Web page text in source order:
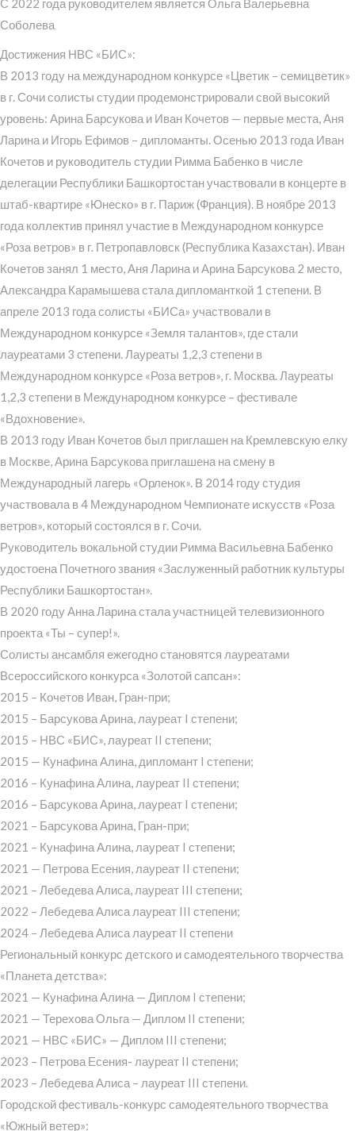
С 2022 года руководителем является Ольга Валерьевна
Соболева
Достижения НВС «БИС»:
В 2013 году на международном конкурсе «Цветик – семицветик»
в г. Сочи солисты студии продемонстрировали свой высокий
уровень: Арина Барсукова и Иван Кочетов — первые места, Аня
Ларина и Игорь Ефимов – дипломанты. Осенью 2013 года Иван
Кочетов и руководитель студии Римма Бабенко в числе
делегации Республики Башкортостан участвовали в концерте в
штаб-квартире «Юнеско» в г. Париж (Франция). В ноябре 2013
года коллектив принял участие в Международном конкурсе
«Роза ветров» в г. Петропавловск (Республика Казахстан). Иван
Кочетов занял 1 место, Аня Ларина и Арина Барсукова 2 место,
Александра Карамышева стала дипломанткой 1 степени. В
апреле 2013 года солисты «БИСа» участвовали в
Международном конкурсе «Земля талантов», где стали
лауреатами 3 степени. Лауреаты 1,2,3 степени в
Международном конкурсе «Роза ветров», г. Москва. Лауреаты
1,2,3 степени в Международном конкурсе – фестивале
«Вдохновение».
В 2013 году Иван Кочетов был приглашен на Кремлевскую елку
в Москве, Арина Барсукова приглашена на смену в
Международный лагерь «Орленок». В 2014 году студия
участвовала в 4 Международном Чемпионате искусств «Роза
ветров», который состоялся в г. Сочи.
Руководитель вокальной студии Римма Васильевна Бабенко
удостоена Почетного звания «Заслуженный работник культуры
Республики Башкортостан».
В 2020 году Анна Ларина стала участницей телевизионного
проекта «Ты – супер!».
Солисты ансамбля ежегодно становятся лауреатами
Всероссийского конкурса «Золотой сапсан»:
2015 – Кочетов Иван, Гран-при;
2015 – Барсукова Арина, лауреат I степени;
2015 – НВС «БИС», лауреат II степени;
2015 — Кунафина Алина, дипломант I степени;
2016 – Кунафина Алина, лауреат II степени;
2016 – Барсукова Арина, лауреат I степени;
2021 – Барсукова Арина, Гран-при;
2021 – Кунафина Алина, лауреат I степени;
2021 — Петрова Есения, лауреат II степени;
2021 – Лебедева Алиса, лауреат III степени;
2022 – Лебедева Алиса лауреат III степени;
2024 – Лебедева Алиса лауреат II степени
Региональный конкурс детского и самодеятельного творчества
«Планета детства»:
2021 — Кунафина Алина — Диплом I степени;
2021 — Терехова Ольга — Диплом II степени;
2021 — НВС «БИС» — Диплом III степени;
2023 – Петрова Есения- лауреат II степени;
2023 – Лебедева Алиса – лауреат III степени.
Городской фестиваль-конкурс самодеятельного творчества
«Южный ветер»: